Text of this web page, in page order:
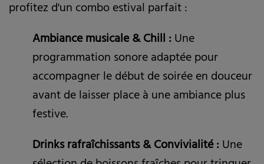
profitez d'un combo estival parfait :
Ambiance musicale & Chill :Une
programmation sonore adaptée pour
accompagner le début de soirée en douceur
avant de laisser place à une ambiance plus
festive.
Drinks rafraîchissants & Convivialité :Une